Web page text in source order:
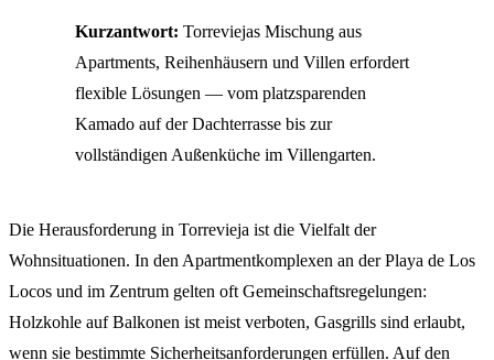
Kurzantwort: Torreviejas Mischung aus
Apartments, Reihenhäusern und Villen erfordert
flexible Lösungen — vom platzsparenden
Kamado auf der Dachterrasse bis zur
vollständigen Außenküche im Villengarten.
Die Herausforderung in Torrevieja ist die Vielfalt der
Wohnsituationen. In den Apartmentkomplexen an der Playa de Los
Locos und im Zentrum gelten oft Gemeinschaftsregelungen:
Holzkohle auf Balkonen ist meist verboten, Gasgrills sind erlaubt,
wenn sie bestimmte Sicherheitsanforderungen erfüllen. Auf den